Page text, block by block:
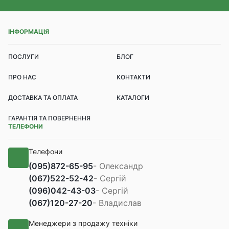
ІНФОРМАЦІЯ
ПОСЛУГИ БЛОГ
ПРО НАС КОНТАКТИ
ДОСТАВКА ТА ОПЛАТА КАТАЛОГИ
ГАРАНТІЯ ТА ПОВЕРНЕННЯ
ТЕЛЕФОНИ
Телефони
(095)872-65-95- Олександр
(067)522-52-42- Сергій
(096)042-43-03- Сергій
(067)120-27-20- Владислав
Менеджери з продажу техніки